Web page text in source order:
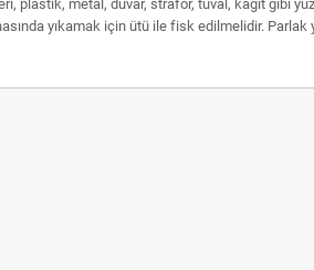
plastik, metal, duvar, strafor, tuval, kağıt gibi
yıkamak için ütü ile fisk edilmelidir. Parlak